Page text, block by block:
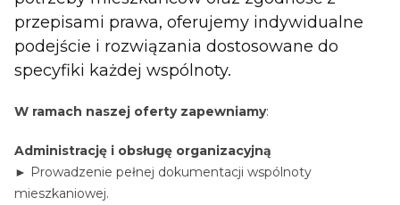
przepisami prawa, oferujemy indywidualne
podejście i rozwiązania dostosowane do
specyfiki każdej wspólnoty.
W ramach naszej oferty zapewniamy:
Administrację i obsługę organizacyjną
► Prowadzenie pełnej dokumentacji wspólnoty
mieszkaniowej.